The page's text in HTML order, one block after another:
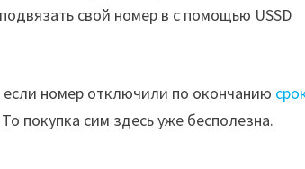
свой номер в с помощью USSD
если номер отключили по окончанию
покупка сим здесь уже бесполезна.